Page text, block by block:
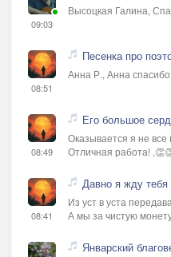
09:03
Высоцкая Галина,
08:51
Песенка про
Анна Р., Анна спасибо!
08:49
Его большое
Оказывается я не
Отличная работа!
08:41
Давно я жду тебя
Из уст в уста
А мы за чистую
Январский